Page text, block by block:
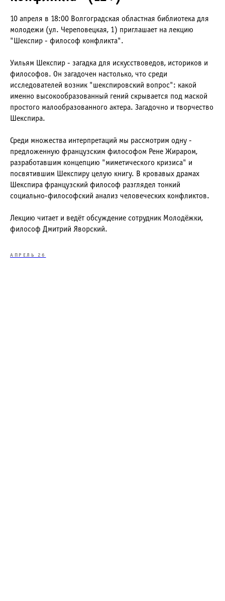
10 апреля в 18:00 Волгоградская областная библиотека для
молодежи (ул. Череповецкая, 1) приглашает на лекцию
"Шекспир - философ конфликта".
Уильям Шекспир - загадка для искусствоведов, историков и
философов. Он загадочен настолько, что среди
исследователей возник "шекспировский вопрос": какой
именно высокообразованный гений скрывается под маской
простого малообразованного актера. Загадочно и творчество
Шекспира.
Среди множества интерпретаций мы рассмотрим одну -
предложенную французским философом Рене Жираром,
разработавшим концепцию "миметического кризиса" и
посвятившим Шекспиру целую книгу. В кровавых драмах
Шекспира французский философ разглядел тонкий
социально-философский анализ человеческих конфликтов.
Лекцию читает и ведёт обсуждение сотрудник Молодёжки,
философ Дмитрий Яворский.
АПРЕЛЬ 26